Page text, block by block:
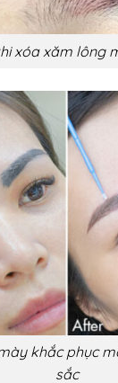
xóa xăm lông
khắc phục
sắc